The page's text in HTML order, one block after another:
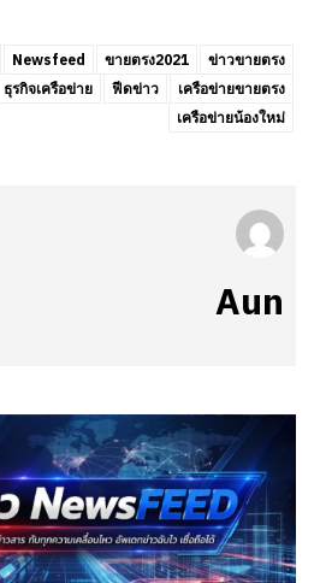
Newsfeed ขายตรง2021
ข่าวขายตรง
ธุรกิจเครือข่าย ฟีดข่าว
เครือข่ายขายตรง
เครือข่ายน้องใหม่
Aun